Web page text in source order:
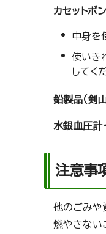
カセットボ
中身を
使いき
してく
鉛製品（剣
水銀血圧計
注意事
他のごみや
燃やさない